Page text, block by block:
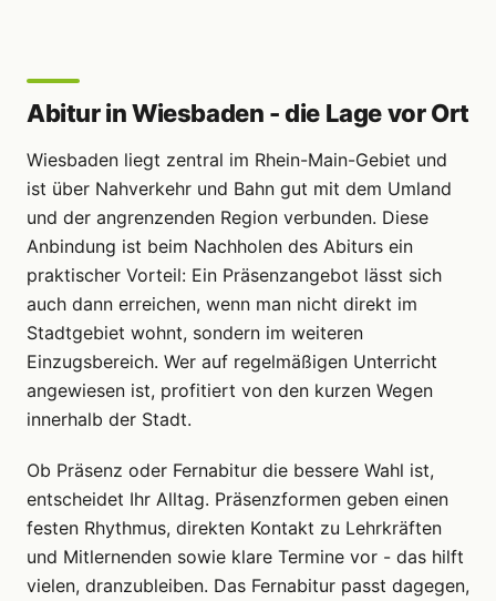
Abitur in Wiesbaden - die Lage vor Ort
Wiesbaden liegt zentral im Rhein-Main-Gebiet und
ist über Nahverkehr und Bahn gut mit dem Umland
und der angrenzenden Region verbunden. Diese
Anbindung ist beim Nachholen des Abiturs ein
praktischer Vorteil: Ein Präsenzangebot lässt sich
auch dann erreichen, wenn man nicht direkt im
Stadtgebiet wohnt, sondern im weiteren
Einzugsbereich. Wer auf regelmäßigen Unterricht
angewiesen ist, profitiert von den kurzen Wegen
innerhalb der Stadt.
Ob Präsenz oder Fernabitur die bessere Wahl ist,
entscheidet Ihr Alltag. Präsenzformen geben einen
festen Rhythmus, direkten Kontakt zu Lehrkräften
und Mitlernenden sowie klare Termine vor - das hilft
vielen, dranzubleiben. Das Fernabitur passt dagegen,